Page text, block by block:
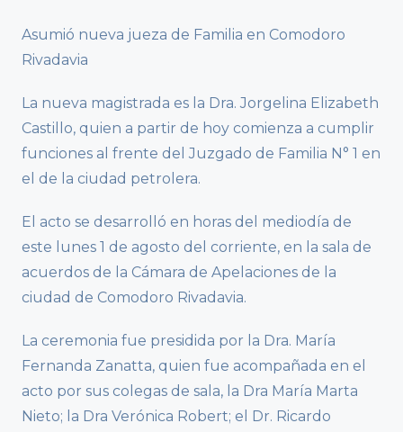
Asumió nueva jueza de Familia en Comodoro
Rivadavia
La nueva magistrada es la Dra. Jorgelina Elizabeth
Castillo, quien a partir de hoy comienza a cumplir
funciones al frente del Juzgado de Familia N° 1 en
el de la ciudad petrolera.
El acto se desarrolló en horas del mediodía de
este lunes 1 de agosto del corriente, en la sala de
acuerdos de la Cámara de Apelaciones de la
ciudad de Comodoro Rivadavia.
La ceremonia fue presidida por la Dra. María
Fernanda Zanatta, quien fue acompañada en el
acto por sus colegas de sala, la Dra María Marta
Nieto; la Dra Verónica Robert; el Dr. Ricardo